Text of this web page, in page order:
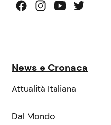
News e Cronaca
Attualità Italiana
Dal Mondo